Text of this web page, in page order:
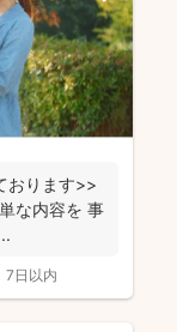
おります>>
な内容を 事
7日以内